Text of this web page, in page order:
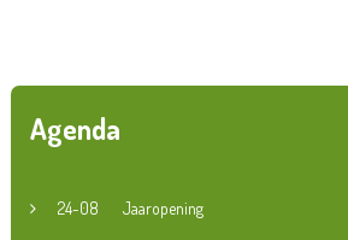
Agenda
24-08 Jaaropening